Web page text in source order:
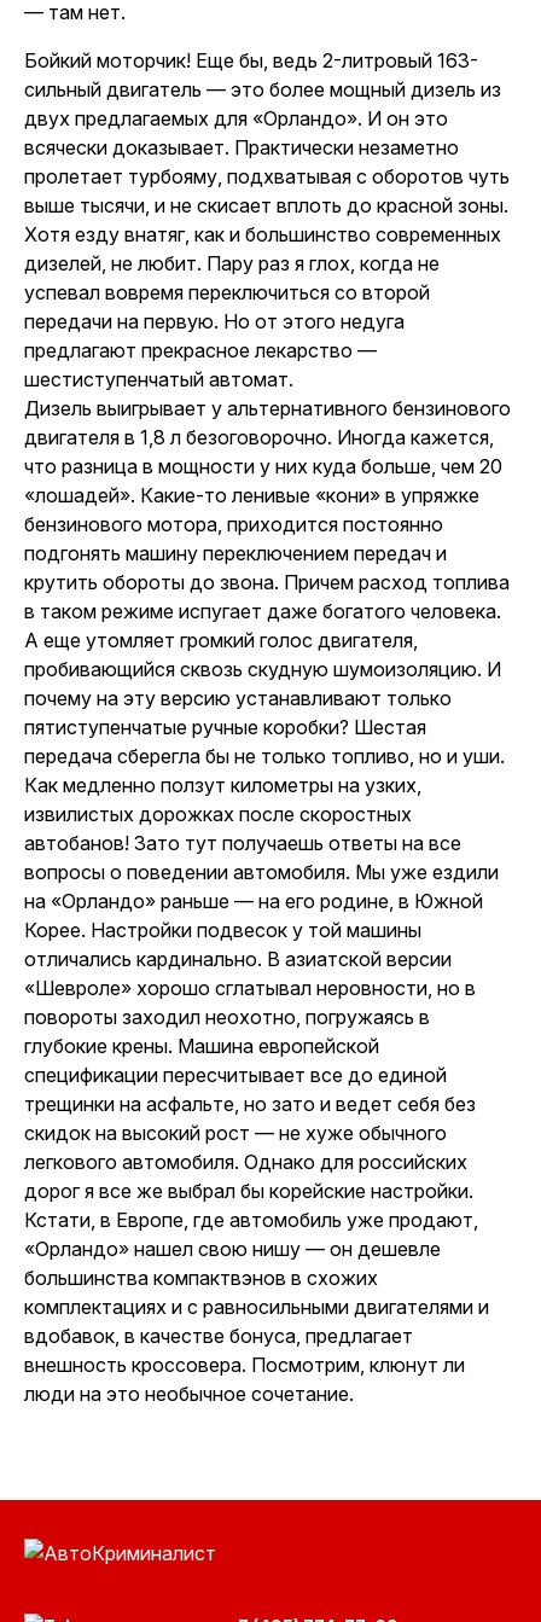
— там нет.
Бойкий моторчик! Еще бы, ведь 2-литровый 163-
сильный двигатель — это более мощный дизель из
двух предлагаемых для «Орландо». И он это
всячески доказывает. Практически незаметно
пролетает турбояму, подхватывая с оборотов чуть
выше тысячи, и не скисает вплоть до красной зоны.
Хотя езду внатяг, как и большинство современных
дизелей, не любит. Пару раз я глох, когда не
успевал вовремя переключиться со второй
передачи на первую. Но от этого недуга
предлагают прекрасное лекарство —
шестиступенчатый автомат.
Дизель выигрывает у альтернативного бензинового
двигателя в 1,8 л безоговорочно. Иногда кажется,
что разница в мощности у них куда больше, чем 20
«лошадей». Какие-то ленивые «кони» в упряжке
бензинового мотора, приходится постоянно
подгонять машину переключением передач и
крутить обороты до звона. Причем расход топлива
в таком режиме испугает даже богатого человека.
А еще утомляет громкий голос двигателя,
пробивающийся сквозь скудную шумоизоляцию. И
почему на эту версию устанавливают только
пятиступенчатые ручные коробки? Шестая
передача сберегла бы не только топливо, но и уши.
Как медленно ползут километры на узких,
извилистых дорожках после скоростных
автобанов! Зато тут получаешь ответы на все
вопросы о поведении автомобиля. Мы уже ездили
на «Орландо» раньше — на его родине, в Южной
Корее. Настройки подвесок у той машины
отличались кардинально. В азиатской версии
«Шевроле» хорошо сглатывал неровности, но в
повороты заходил неохотно, погружаясь в
глубокие крены. Машина европейской
спецификации пересчитывает все до единой
трещинки на асфальте, но зато и ведет себя без
скидок на высокий рост — не хуже обычного
легкового автомобиля. Однако для российских
дорог я все же выбрал бы корейские настройки.
Кстати, в Европе, где автомобиль уже продают,
«Орландо» нашел свою нишу — он дешевле
большинства компактвэнов в схожих
комплектациях и с равносильными двигателями и
вдобавок, в качестве бонуса, предлагает
внешность кроссовера. Посмотрим, клюнут ли
люди на это необычное сочетание.